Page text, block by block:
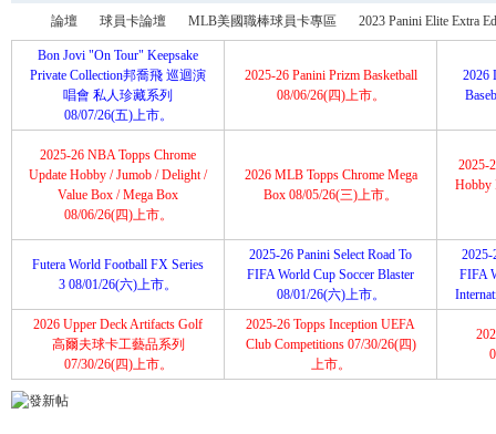
論壇
›
球員卡論壇 MLB美國職棒球員卡專區 2023 Panini Elite Extra
Bon Jovi "On Tour" Keepsake
Private Collection邦喬飛 巡迴演
唱會 私人珍藏系列
08/07/26(五)上市。
2025-26 Panini Prizm Basketball
08/06/26(四)上市。
2026
2025-26 NBA Topps Chrome
Update Hobby / Jumob / Delight /
Value Box / Mega Box
08/06/26(四)上市。
2026 MLB Topps Chrome Mega
Box 08/05/26(三)上市。
2025-
Hobby
Futera World Football FX Series
3 08/01/26(六)上市。
2025-26 Panini Select Road To
FIFA World Cup Soccer Blaster
08/01/26(六)上市。
2025-
FIFA
2026 Upper Deck Artifacts Golf
高爾夫球卡工藝品系列
07/30/26(四)上市。
2025-26 Topps Inception UEFA
Club Competitions 07/30/26(四)
上市。